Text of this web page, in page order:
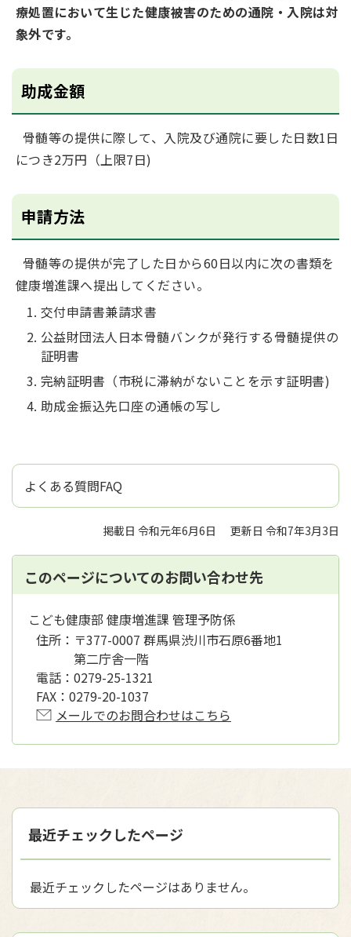
療処置において生じた健康被害のための通院・入院は対
象外です。
助成金額
骨髄等の提供に際して、入院及び通院に要した日数1日
につき2万円（上限7日)
申請方法
骨髄等の提供が完了した日から60日以内に次の書類を
健康増進課へ提出してください。
交付申請書兼請求書
公益財団法人日本骨髄バンクが発行する骨髄提供の
証明書
完納証明書（市税に滞納がないことを示す証明書)
助成金振込先口座の通帳の写し
よくある質問FAQ
掲載日 令和元年6月6日 更新日 令和7年3月3日
このページについてのお問い合わせ先
こども健康部 健康増進課 管理予防係
住所： 〒377-0007 群馬県渋川市石原6番地1
第二庁舎一階
電話： 0279-25-1321
FAX： 0279-20-1037
メールでのお問合わせはこちら
最近チェックしたページ
最近チェックしたページはありません。